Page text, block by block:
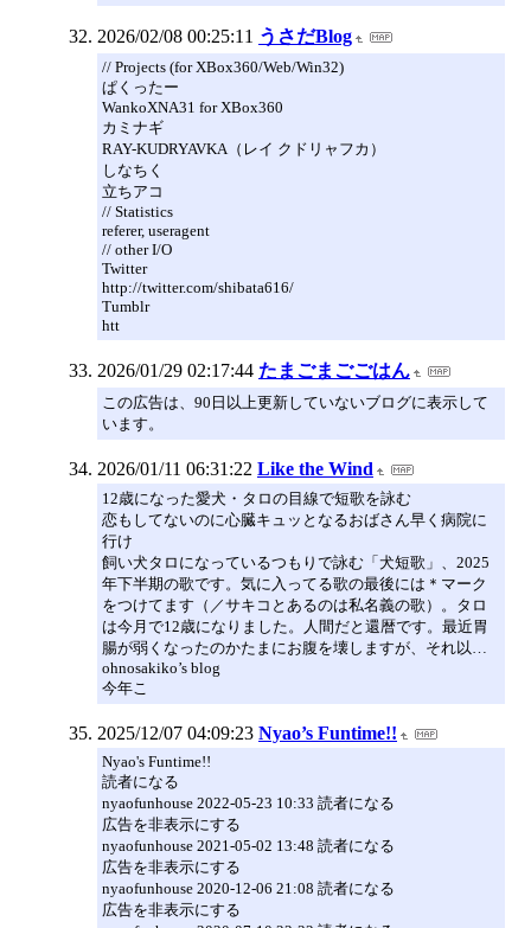
2026/02/08 00:25:11 うさだBlog
// Projects (for XBox360/Web/Win32)
ぱくったー
WankoXNA31 for XBox360
カミナギ
RAY-KUDRYAVKA（レイ クドリャフカ）
しなちく
立ちアコ
// Statistics
referer, useragent
// other I/O
Twitter
http://twitter.com/shibata616/
Tumblr
htt
2026/01/29 02:17:44 たまごまごごはん
この広告は、90日以上更新していないブログに表示して
います。
2026/01/11 06:31:22 Like the Wind
12歳になった愛犬・タロの目線で短歌を詠む
恋もしてないのに心臓キュッとなるおばさん早く病院に
行け
飼い犬タロになっているつもりで詠む「犬短歌」、2025
年下半期の歌です。気に入ってる歌の最後には＊マーク
をつけてます（／サキコとあるのは私名義の歌）。タロ
は今月で12歳になりました。人間だと還暦です。最近胃
腸が弱くなったのかたまにお腹を壊しますが、それ以…
ohnosakiko’s blog
今年こ
2025/12/07 04:09:23 Nyao’s Funtime!!
Nyao's Funtime!!
読者になる
nyaofunhouse 2022-05-23 10:33 読者になる
広告を非表示にする
nyaofunhouse 2021-05-02 13:48 読者になる
広告を非表示にする
nyaofunhouse 2020-12-06 21:08 読者になる
広告を非表示にする